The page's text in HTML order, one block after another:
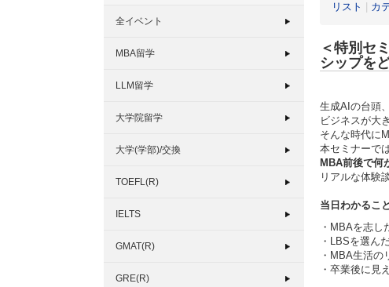
全イベント
MBA留学
LLM留学
大学院留学
大学(学部)/交換
TOEFL(R)
IELTS
GMAT(R)
GRE(R)
リスト カ
＜特別セ
シップを
生成AIの台頭
ビジネスが大
そんな時代に
本セミナーでは
MBA前後で何
リアルな体験
当日わかるこ
・MBAを志し
・LBSを選ん
・MBA生活
・卒業後に見